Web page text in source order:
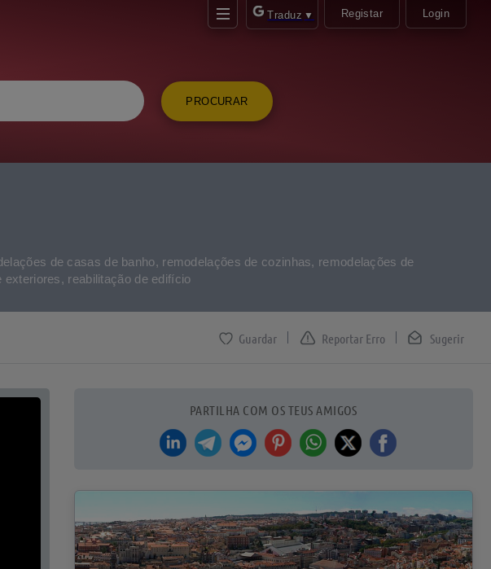
Traduz ▼ Registar Login
PROCURAR
de casas de banho, remodelações de cozinhas, remodelações de
reabilitação de edifício
Sugerir
Reportar Erro
PARTILHA COM OS TEUS AMIGOS